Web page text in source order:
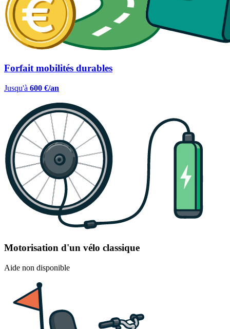
Forfait mobilités durables
Jusqu'à 600 €/an
Motorisation d'un vélo classique
Aide non disponible